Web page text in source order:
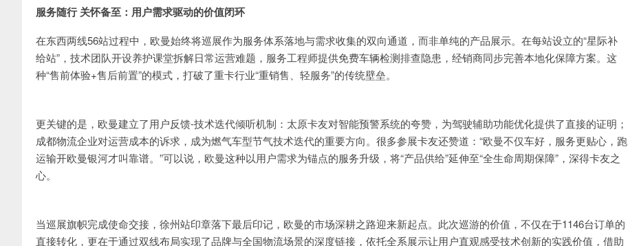
服务随行 关怀备至：用户需求驱动的价值闭环
在东西两线56站过程中，欧曼始终将巡展作为服务体系落地与需求收集的双向通道，而非单纯的产品展示。在每站设立的“星际补
给站”，技术团队开设养护课堂拆解日常运营难题，服务工程师提供免费车辆检测排查隐患，经销商同步完善本地化保障方案。这
种“售前体验+售后前置”的模式，打破了重卡行业“重销售、轻服务”的传统壁垒。
​更关键的是，欧曼建立了用户反馈-技术迭代倾听机制：太原卡友对智能预警系统的夸赞，为驾驶辅助功能优化提供了直接的证明；
成都物流企业对运营成本的诉求，成为燃气车型节气技术迭代的重要方向。很多参展卡友还赞道：“欧曼不仅车好，服务更贴心，跑
运输开欧曼银河才叫靠谱。”可以说，欧曼这种以用户需求为锚点的服务升级，将“产品供给”延伸至“全生命周期保障”，深得卡友之
心。
当巡展旗帜完成使命交接，徐州站印章落下最后印记，欧曼的市场深耕之路迎来新起点。此次巡游的价值，不仅在于1146台订单的
直接转化，更在于通过双线布局实现了品牌与全国物流场景的深度链接，依托全系展示让用户直观感受技术创新的实践价值，借助